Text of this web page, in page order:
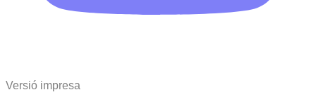
Versió impresa